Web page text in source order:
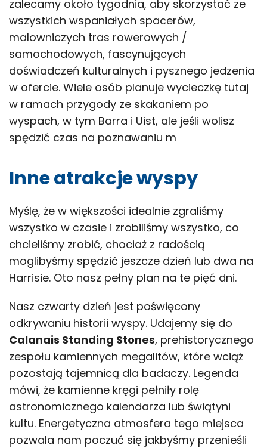
zalecamy około tygodnia, aby skorzystać ze
wszystkich wspaniałych spacerów,
malowniczych tras rowerowych /
samochodowych, fascynujących
doświadczeń kulturalnych i pysznego jedzenia
w ofercie. Wiele osób planuje wycieczkę tutaj
w ramach przygody ze skakaniem po
wyspach, w tym Barra i Uist, ale jeśli wolisz
spędzić czas na poznawaniu m
Inne atrakcje wyspy
Myślę, że w większości idealnie zgraliśmy
wszystko w czasie i zrobiliśmy wszystko, co
chcieliśmy zrobić, chociaż z radością
moglibyśmy spędzić jeszcze dzień lub dwa na
Harrisie. Oto nasz pełny plan na te pięć dni.
Nasz czwarty dzień jest poświęcony
odkrywaniu historii wyspy. Udajemy się do
Calanais Standing Stones, prehistorycznego
zespołu kamiennych megalitów, które wciąż
pozostają tajemnicą dla badaczy. Legenda
mówi, że kamienne kręgi pełniły rolę
astronomicznego kalendarza lub świątyni
kultu. Energetyczna atmosfera tego miejsca
pozwala nam poczuć się jakbyśmy przenieśli